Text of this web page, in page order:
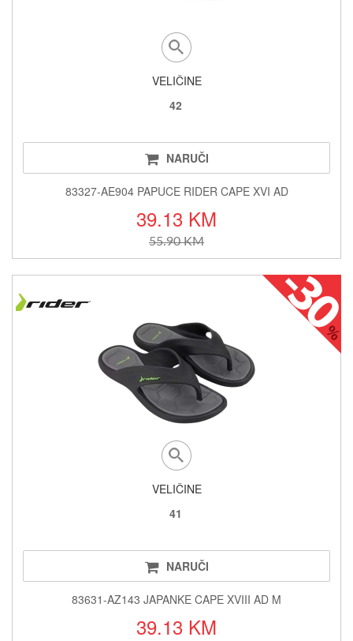
VELIČINE
42
NARUČI
83327-AE904 PAPUCE RIDER CAPE XVI AD
39.13 KM
55.90 KM
VELIČINE
41
NARUČI
83631-AZ143 JAPANKE CAPE XVIII AD M
39.13 KM